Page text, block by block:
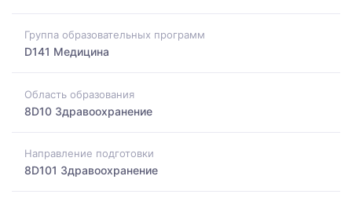
Группа образовательных программ
D141 Медицина
Область образования
8D10 Здравоохранение
Направление подготовки
8D101 Здравоохранение